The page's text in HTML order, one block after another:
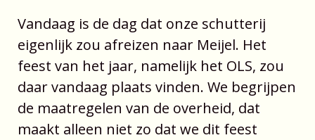
Vandaag is de dag dat onze schutterij
eigenlijk zou afreizen naar Meijel. Het
feest van het jaar, namelijk het OLS, zou
daar vandaag plaats vinden. We begrijpen
de maatregelen van de overheid, dat
maakt alleen niet zo dat we dit feest